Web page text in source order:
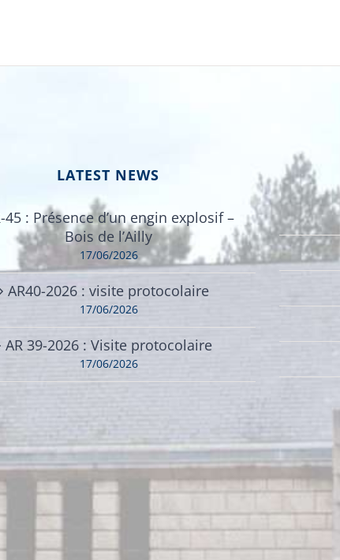
LATEST NEWS
45 : Présence d’un engin explosif –
Bois de l’Ailly
17/06/2026
AR40-2026 : visite protocolaire
17/06/2026
AR 39-2026 : Visite protocolaire
17/06/2026